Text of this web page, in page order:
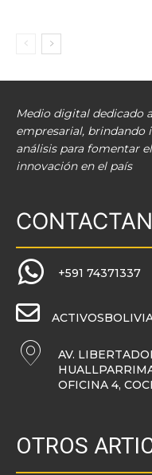
Medio digital dedicado
empresarial, brindando
análisis para fomentar
innovación en el país
+591 74371337
AV.
OFICINA 4,
OTROS